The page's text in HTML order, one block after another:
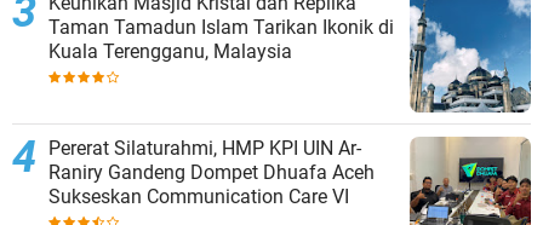
Taman Tamadun Islam Tarikan Ikonik di
Kuala Terengganu, Malaysia
Pererat Silaturahmi, HMP KPI UIN Ar-
Raniry Gandeng Dompet Dhuafa Aceh
Sukseskan Communication Care VI